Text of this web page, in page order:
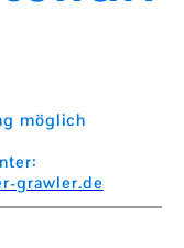
möglich
grawler.de